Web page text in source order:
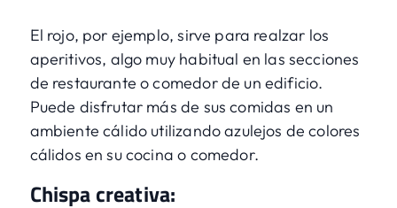
El rojo, por ejemplo, sirve para realzar los
aperitivos, algo muy habitual en las secciones
de restaurante o comedor de un edificio.
Puede disfrutar más de sus comidas en un
ambiente cálido utilizando azulejos de colores
cálidos en su cocina o comedor.
Chispa creativa: